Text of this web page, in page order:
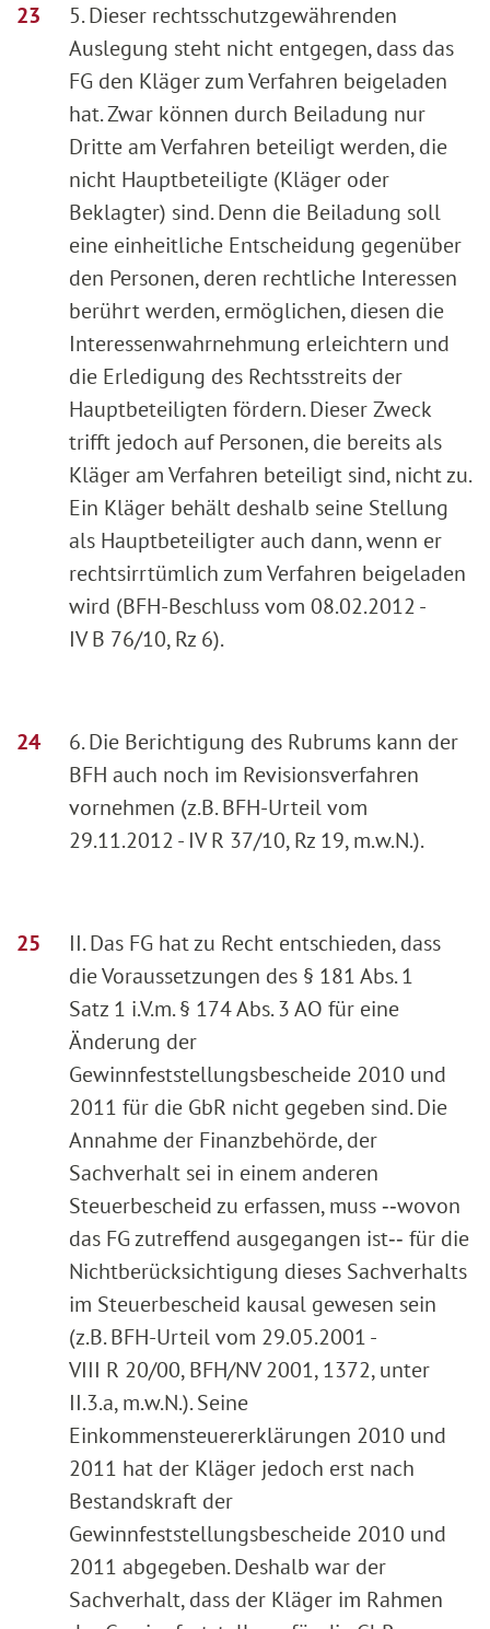
5. Dieser rechtsschutzgewährenden
Auslegung steht nicht entgegen, dass das
FG den Kläger zum Verfahren beigeladen
hat. Zwar können durch Beiladung nur
Dritte am Verfahren beteiligt werden, die
nicht Hauptbeteiligte (Kläger oder
Beklagter) sind. Denn die Beiladung soll
eine einheitliche Entscheidung gegenüber
den Personen, deren rechtliche Interessen
berührt werden, ermöglichen, diesen die
Interessenwahrnehmung erleichtern und
die Erledigung des Rechtsstreits der
Hauptbeteiligten fördern. Dieser Zweck
trifft jedoch auf Personen, die bereits als
Kläger am Verfahren beteiligt sind, nicht zu.
Ein Kläger behält deshalb seine Stellung
als Hauptbeteiligter auch dann, wenn er
rechtsirrtümlich zum Verfahren beigeladen
wird (BFH-Beschluss vom 08.02.2012 -
IV B 76/10, Rz 6).
6. Die Berichtigung des Rubrums kann der
BFH auch noch im Revisionsverfahren
vornehmen (z.B. BFH-Urteil vom
29.11.2012 - IV R 37/10, Rz 19, m.w.N.).
II. Das FG hat zu Recht entschieden, dass
die Voraussetzungen des § 181 Abs. 1
Satz 1 i.V.m. § 174 Abs. 3 AO für eine
Änderung der
Gewinnfeststellungsbescheide 2010 und
2011 für die GbR nicht gegeben sind. Die
Annahme der Finanzbehörde, der
Sachverhalt sei in einem anderen
Steuerbescheid zu erfassen, muss ‑‑wovon
das FG zutreffend ausgegangen ist‑‑ für die
Nichtberücksichtigung dieses Sachverhalts
im Steuerbescheid kausal gewesen sein
(z.B. BFH-Urteil vom 29.05.2001 -
VIII R 20/00, BFH/NV 2001, 1372, unter
II.3.a, m.w.N.). Seine
Einkommensteuererklärungen 2010 und
2011 hat der Kläger jedoch erst nach
Bestandskraft der
Gewinnfeststellungsbescheide 2010 und
2011 abgegeben. Deshalb war der
Sachverhalt, dass der Kläger im Rahmen